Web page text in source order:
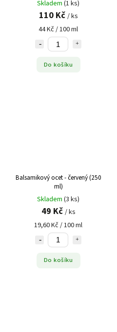
Skladem (1 ks)
110 Kč / ks
44 Kč / 100 ml
Do košíku
Balsamikový ocet - červený (250
ml)
Skladem (3 ks)
49 Kč / ks
19,60 Kč / 100 ml
Do košíku